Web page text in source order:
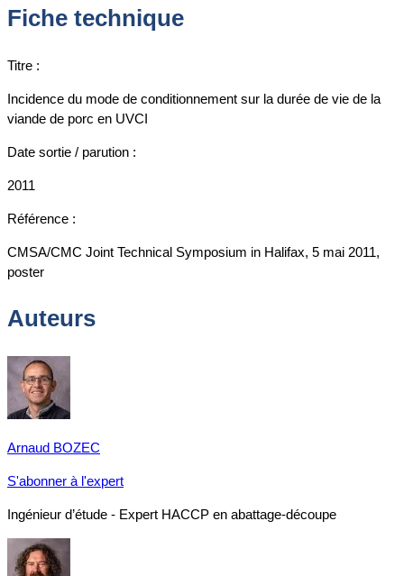
Fiche technique
Titre :
Incidence du mode de conditionnement sur la durée de vie de la
viande de porc en UVCI
Date sortie / parution :
2011
Référence :
CMSA/CMC Joint Technical Symposium in Halifax, 5 mai 2011,
poster
Auteurs
Arnaud BOZEC
S'abonner à l'expert
Ingénieur d’étude - Expert HACCP en abattage-découpe